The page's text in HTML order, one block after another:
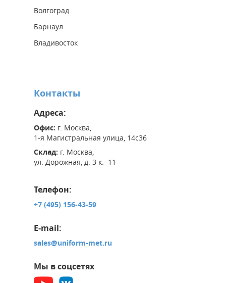
Волгоград
Барнаул
Владивосток
Контакты
Адреса:
Офис: г. Москва,
1-я Магистральная улица, 14с36
Склад: г. Москва,
ул. Дорожная, д. 3 к. 11
Телефон:
+7 (495) 156-43-59
E-mail:
sales@uniform-met.ru
Мы в соцсетях